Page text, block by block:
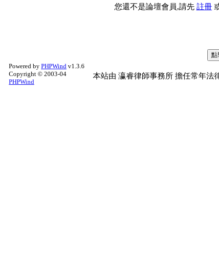
您還不是論壇會員,請先 註冊
Powered by PHPWind v1.3.6
Copyright © 2003-04
PHPWind
本站由 瀛睿律師事務所 擔任常年法